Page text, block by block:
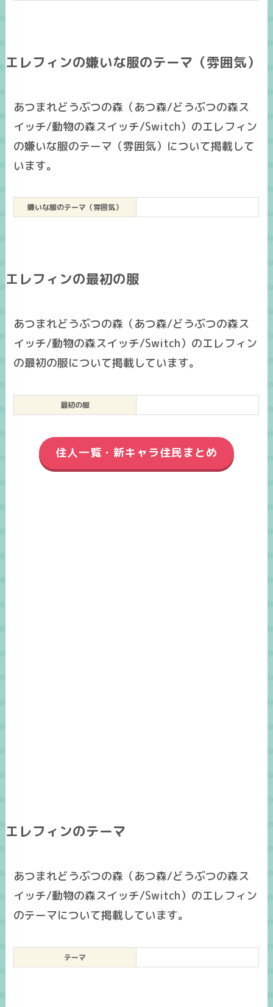
エレフィンの嫌いな服のテーマ（雰囲気）
あつまれどうぶつの森（あつ森/どうぶつの森ス
イッチ/動物の森スイッチ/Switch）のエレフィン
の嫌いな服のテーマ（雰囲気）について掲載して
います。
嫌いな服のテーマ（雰囲気）
エレフィンの最初の服
あつまれどうぶつの森（あつ森/どうぶつの森ス
イッチ/動物の森スイッチ/Switch）のエレフィン
の最初の服について掲載しています。
最初の服
住人一覧・新キャラ住民まとめ
エレフィンのテーマ
あつまれどうぶつの森（あつ森/どうぶつの森ス
イッチ/動物の森スイッチ/Switch）のエレフィン
のテーマについて掲載しています。
テーマ